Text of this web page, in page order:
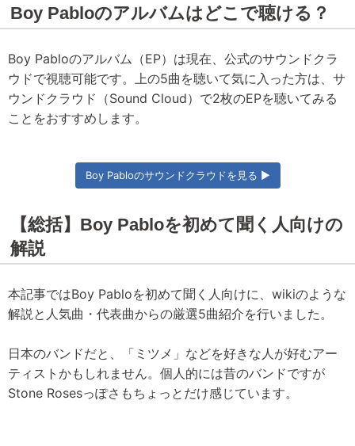
Boy Pabloのアルバムはどこで聴ける？
Boy Pabloのアルバム（EP）は現在、公式のサウンドクラ
ウドで視聴可能です。上の5曲を聴いて気に入った方は、サ
ウンドクラウド（Sound Cloud）で2枚のEPを聴いてみる
ことをおすすめします。
Boy Pabloのサウンドクラウドを見る ▶
【総括】Boy Pabloを初めて聞く人向けの
解説
本記事ではBoy Pabloを初めて聞く人向けに、wikiのような
解説と人気曲・代表曲からの厳選5曲紹介を行いました。
日本のバンドだと、「ミツメ」などを好きな人が好むアー
ティストかもしれません。個人的には昔のバンドですが
Stone Rosesっぽさもちょっとだけ感じています。